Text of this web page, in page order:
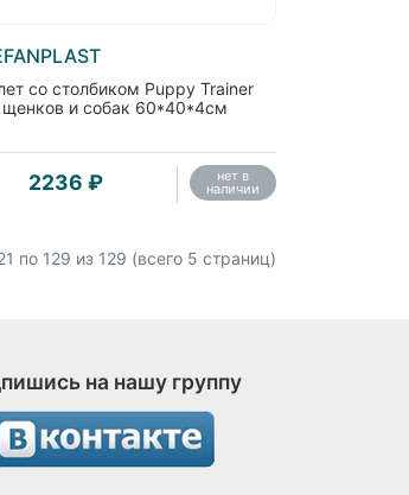
со столбиком Puppy Trainer
щенков и собак 60*40*4см
2236 ₽ нет в
наличии
по 129 из 129 (всего 5 страниц)
на нашу группу